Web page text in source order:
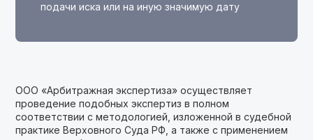
подачи иска или на иную значимую дату
ООО «Арбитражная экспертиза» осуществляет
проведение подобных экспертиз в полном
соответствии с методологией, изложенной в судебной
практике Верховного Суда РФ, а также с применением